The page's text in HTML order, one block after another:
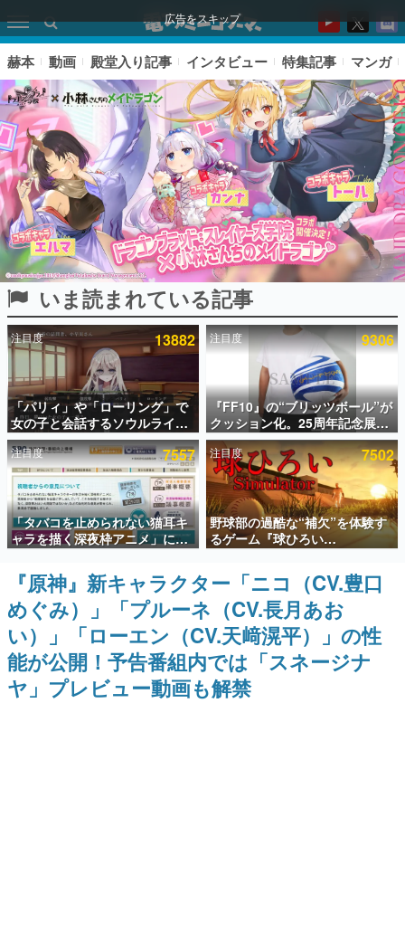
広告をスキップ
ピックアップ
電ファミのいま読まれている記事ランキング
アプリセール情報
インタビュー
連載・特集一覧
殿堂入り記事
SNS拡散数が数千以上！ ページビュー数万以上！ などな
ど。多くの人々に読まれた、電ファミ渾身の“殿堂入り”記
事をまとめました。
ゲームの企画書
名作ゲームクリエイターの方々に製作時のエピソードをお
聞きし、ヒットする企画（ゲーム）とは何か？を探ってい
きます。
赫本
この物語を解いてはいけない。『赫本』は、〈試験問題〉
の形をした短編ホラー小説集です。
赫本 動画 殿堂入り記事 インタビュー 特集記事 マンガ
いま読まれている記事
注目度 13882
「パリィ」や「ローリング」で
女の子と会話するソウルライク
恋愛ゲーム『小早川さんはソウ
ルライク』無料公開。返事に失
敗すると「YOU DIED」
注目度 9306
『FF10』の“ブリッツボール”が
クッション化。25周年記念展
「FINAL FANTASY X
MUSEUM-幻光の記憶-」のグッ
ズ情報が一部公開
注目度 7557
「タバコを止められない猫耳キ
ャラを描く深夜枠アニメ」に視
聴者の一部から批判意見。違法
薬物の使用と思しき描写も含め
て、BPOが議論を交わす
注目度 7502
野球部の過酷な“補欠”を体験す
るゲーム『球ひろい
Simulator』が「1件」のウィッ
シュリストをもとにチェコ語に
対応しSNSで話題に。『キング
ダム・カム』開発元やチェコの
プロ野球選手から称賛の声
『原神』新キャラクター「ニコ（CV.豊口
めぐみ）」「プルーネ（CV.長月あお
い）」「ローエン（CV.天﨑滉平）」の性
能が公開！予告番組内では「スネージナ
ヤ」プレビュー動画も解禁